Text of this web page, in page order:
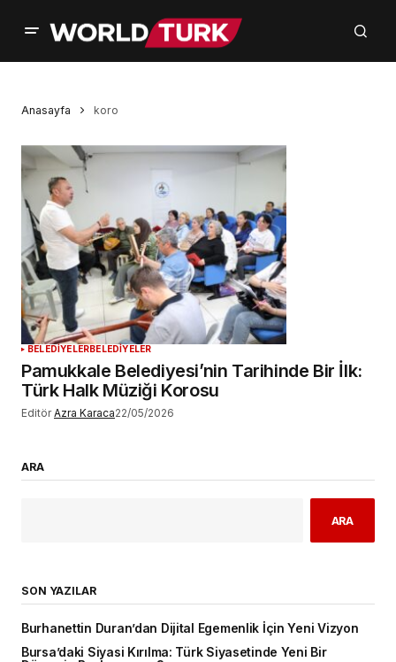
Anasayfa koro
BELEDİYELERBELEDİYELER
Pamukkale Belediyesi’nin Tarihinde Bir İlk:
Türk Halk Müziği Korosu
Editör Azra Karaca22/05/2026
ARA
ARA
SON YAZILAR
Burhanettin Duran’dan Dijital Egemenlik İçin Yeni Vizyon
Bursa’daki Siyasi Kırılma: Türk Siyasetinde Yeni Bir